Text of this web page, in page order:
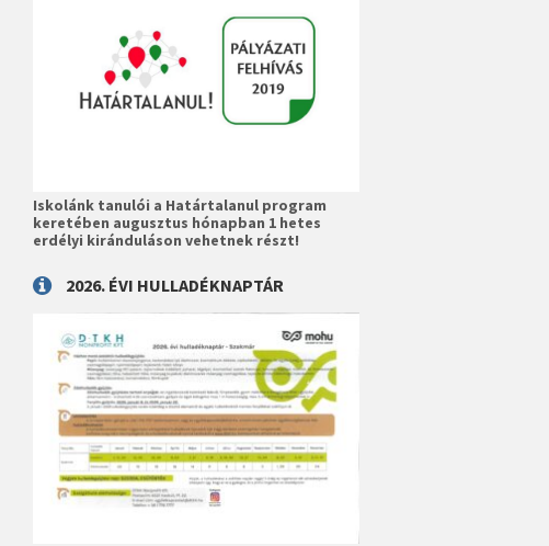
Iskolánk tanulói a Határtalanul program
keretében augusztus hónapban 1 hetes
erdélyi kiránduláson vehetnek részt!
2026. ÉVI HULLADÉKNAPTÁR